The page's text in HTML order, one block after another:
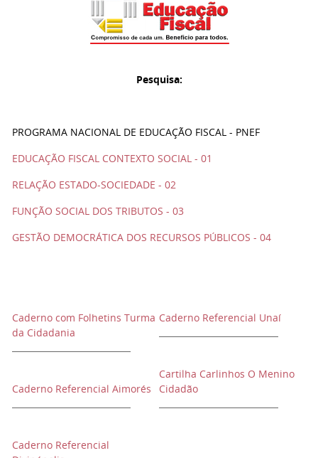
Pesquisa:
PROGRAMA NACIONAL DE EDUCAÇÃO FISCAL - PNEF
EDUCAÇÃO FISCAL CONTEXTO SOCIAL - 01
RELAÇÃO ESTADO-SOCIEDADE - 02
FUNÇÃO SOCIAL DOS TRIBUTOS - 03
GESTÃO DEMOCRÁTICA DOS RECURSOS PÚBLICOS - 04
Caderno com Folhetins Turma
da Cidadania
Caderno Referencial Aimorés
Caderno Referencial
Caderno Referencial Unaí
Cartilha Carlinhos O Menino
Cidadão